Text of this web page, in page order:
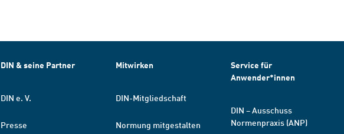
DIN & seine Partner
DIN e. V.
Presse
Mitwirken
DIN-Mitgliedschaft
Normung mitgestalten
Service für
Anwender*innen
DIN – Ausschuss
Normenpraxis (ANP)